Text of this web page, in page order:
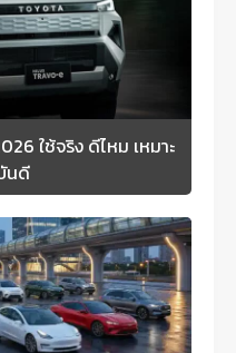
ใช้จริง ดีไหม เหมาะ
นดี